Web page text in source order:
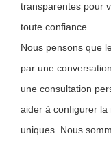
transparentes pour
toute confiance.
Nous pensons que
par une
une consultation
aider à configurer
uniques. Nous